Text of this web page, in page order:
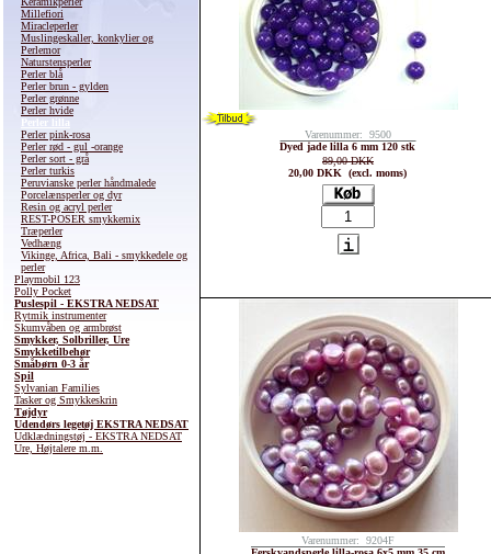
Millefiori
Miracleperler
Muslingeskaller, konkylier og
Perlemor
Naturstensperler
Perler blå
Perler brun - gylden
Perler grønne
Perler hvide
Perler lilla
Perler pink-rosa
Perler rød - gul -orange
Perler sort - grå
Perler turkis
Peruvianske perler håndmalede
Porcelænsperler og dyr
Resin og acryl perler
REST-POSER smykkemix
Træperler
Vedhæng
Vikinge, Africa, Bali - smykkedele og
perler
Playmobil 123
Polly Pocket
Puslespil - EKSTRA NEDSAT
Rytmik instrumenter
Skumvåben og armbrøst
Smykker, Solbriller, Ure
Smykketilbehør
Småbørn 0-3 år
Spil
Sylvanian Families
Tasker og Smykkeskrin
Tøjdyr
Udendørs legetøj EKSTRA NEDSAT
Udklædningstøj - EKSTRA NEDSAT
Ure, Højtalere m.m.
Varenummer: 9500
Dyed jade lilla 6 mm 120 stk
89,00 DKK
20,00 DKK (excl. moms)
Varenummer: 9204F